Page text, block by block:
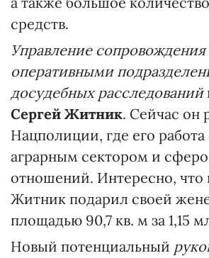
средств.
Управление сопровождения
оперативными
досудебных расследований
Сергей Житник. Сейчас он
Нацполиции, где его работа
аграрным сектором и
отношений. Интересно, что
Житник подарил своей
площадью 90,7 кв. м за 1,15
Новый потенциальный